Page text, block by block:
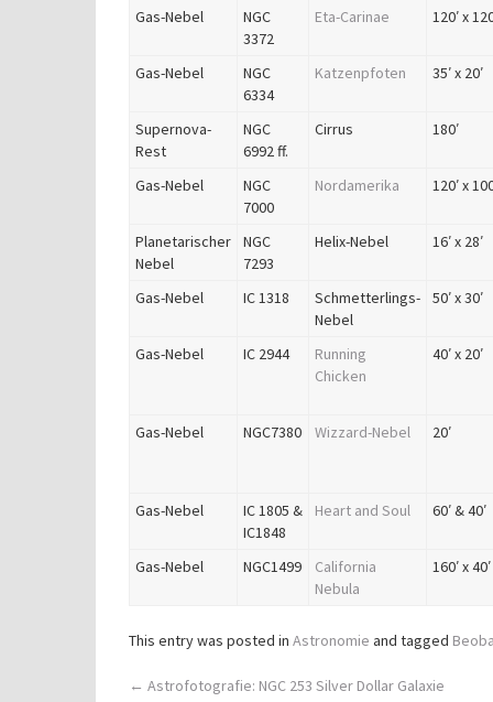
Gas-Nebel
NGC
3372
Eta-Carinae 120′ x
Gas-Nebel
NGC
6334
Katzenpfoten 35′ x 20′
Supernova-
Rest
NGC
6992 ff.
Cirrus 180′
Gas-Nebel
NGC
7000
Nordamerika 120′ x
Planetarischer
Nebel
NGC
7293
Helix-Nebel 16′ x 28′
Gas-Nebel IC 1318
Schmetterlings-
Nebel
50′ x 30′
Gas-Nebel IC 2944
Running
Chicken
40′ x 20′
Gas-Nebel NGC7380 Wizzard-Nebel 20′
Gas-Nebel
IC 1805 &
IC1848
Heart and Soul 60′ & 40′
Gas-Nebel NGC1499
California
Nebula
160′ x 40′
This entry was posted in Astronomie and tagged
← Astrofotografie: NGC 253 Silver Dollar Galaxie